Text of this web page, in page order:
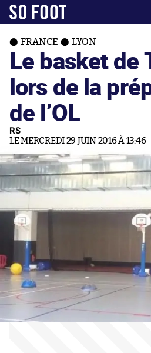
FRANCE LYON
Le basket de
lors de la
de l’OL
RS
LE MERCREDI 29 JUIN 2016 À 13:46